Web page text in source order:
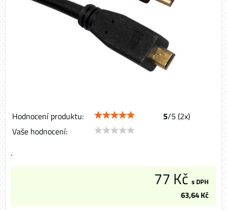
Hodnocení produktu: 5/5 (2x)
Vaše hodnocení:
.
77 Kč s DPH
63,64 Kč